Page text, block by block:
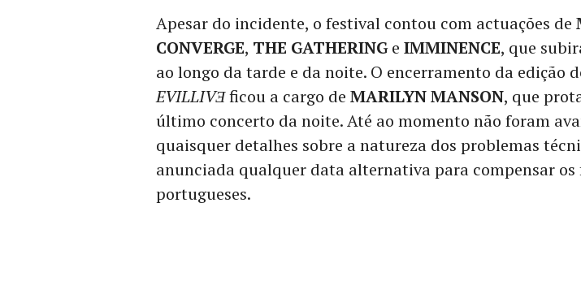
Apesar do incidente, o festival contou com actuações de
CONVERGE, THE GATHERINGe IMMINENCE, que
ao longo da tarde e da noite. O encerramento da edição
EVILLIVƎficou a cargo de MARILYN MANSON, que
último concerto da noite. Até ao momento não foram
quaisquer detalhes sobre a natureza dos problemas
anunciada qualquer data alternativa para compensar os
portugueses.